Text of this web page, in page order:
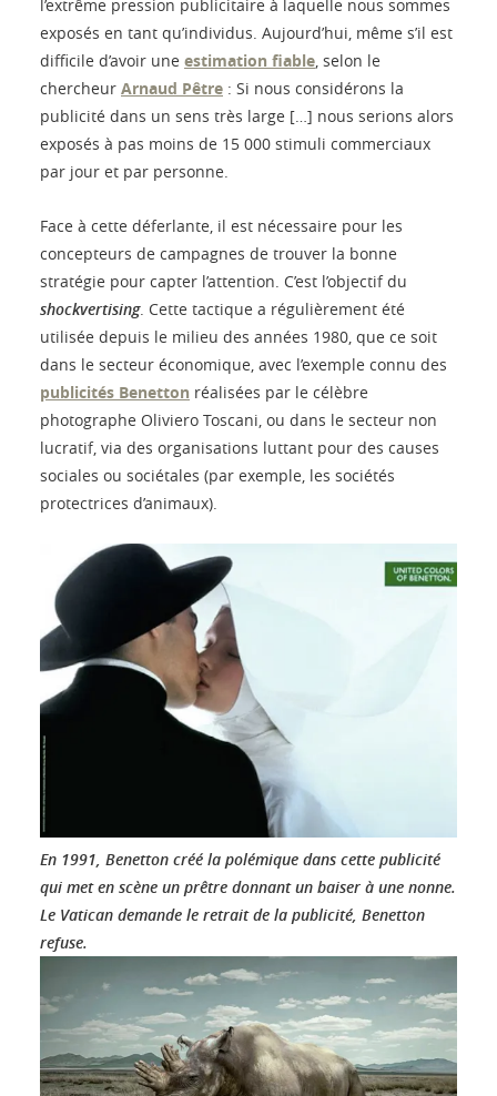
l’extrême pression publicitaire à laquelle nous sommes
exposés en tant qu’individus. Aujourd’hui, même s’il est
difficile d’avoir une estimation fiable, selon le
chercheur Arnaud Pêtre : Si nous considérons la
publicité dans un sens très large […] nous serions alors
exposés à pas moins de 15 000 stimuli commerciaux
par jour et par personne.
Face à cette déferlante, il est nécessaire pour les
concepteurs de campagnes de trouver la bonne
stratégie pour capter l’attention. C’est l’objectif du
shockvertising. Cette tactique a régulièrement été
utilisée depuis le milieu des années 1980, que ce soit
dans le secteur économique, avec l’exemple connu des
publicités Benetton réalisées par le célèbre
photographe Oliviero Toscani, ou dans le secteur non
lucratif, via des organisations luttant pour des causes
sociales ou sociétales (par exemple, les sociétés
protectrices d’animaux).
En 1991, Benetton créé la polémique dans cette publicité
qui met en scène un prêtre donnant un baiser à une nonne.
Le Vatican demande le retrait de la publicité, Benetton
refuse.